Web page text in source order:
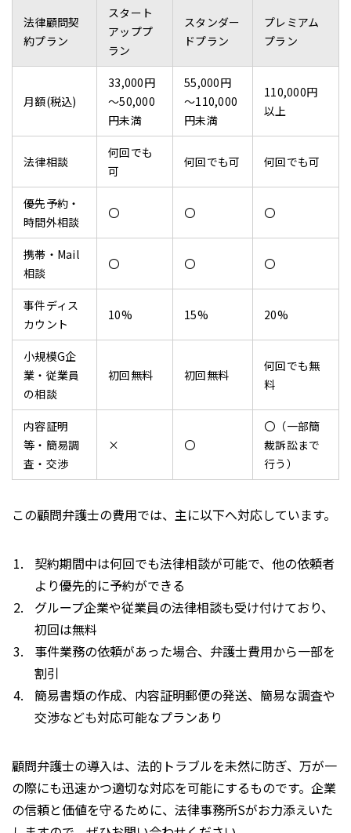
法律顧問契
約プラン
スタート
アッププ
ラン
スタンダー
ドプラン
プレミアム
プラン
月額(税込)
33,000円
～50,000
円未満
55,000円
～110,000
円未満
110,000円
以上
法律相談
何回でも
可
何回でも可 何回でも可
優先予約・
時間外相談
〇 〇 〇
携帯・Mail
相談
〇 〇 〇
事件ディス
カウント
10% 15% 20%
小規模G企
業・従業員
の相談
初回無料 初回無料
何回でも無
料
内容証明
等・簡易調
査・交渉
× 〇
〇（一部簡
裁訴訟まで
行う）
この顧問弁護士の費用では、主に以下へ対応しています。
契約期間中は何回でも法律相談が可能で、他の依頼者
より優先的に予約ができる
グループ企業や従業員の法律相談も受け付けており、
初回は無料
事件業務の依頼があった場合、弁護士費用から一部を
割引
簡易書類の作成、内容証明郵便の発送、簡易な調査や
交渉なども対応可能なプランあり
顧問弁護士の導入は、法的トラブルを未然に防ぎ、万が一
の際にも迅速かつ適切な対応を可能にするものです。企業
の信頼と価値を守るために、法律事務所Sがお力添えいた